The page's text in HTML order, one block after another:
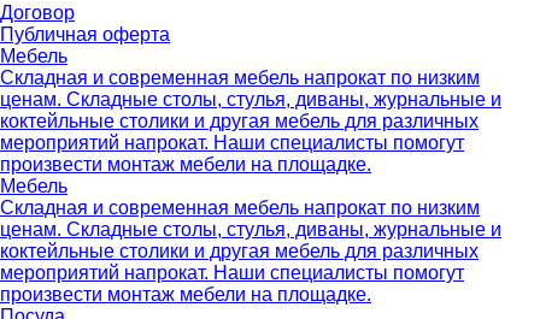
Договор
Публичная оферта
Мебель
Складная и современная мебель напрокат по низким
ценам. Складные столы, стулья, диваны, журнальные и
коктейльные столики и другая мебель для различных
мероприятий напрокат. Наши специалисты помогут
произвести монтаж мебели на площадке.
Мебель
Складная и современная мебель напрокат по низким
ценам. Складные столы, стулья, диваны, журнальные и
коктейльные столики и другая мебель для различных
мероприятий напрокат. Наши специалисты помогут
произвести монтаж мебели на площадке.